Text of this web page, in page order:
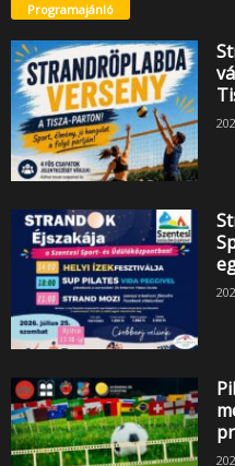
Programajánló